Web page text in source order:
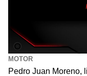
MOTOR
Pedro Juan Moreno,